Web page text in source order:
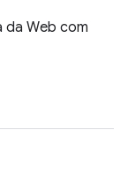
da Web com